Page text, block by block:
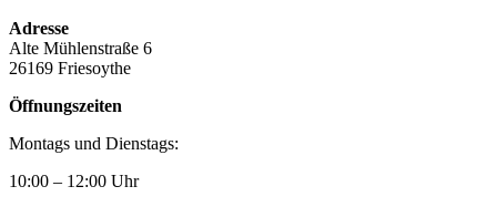
Adresse
Alte Mühlenstraße 6
26169 Friesoythe
Öffnungszeiten
Montags und Dienstags:
10:00 – 12:00 Uhr